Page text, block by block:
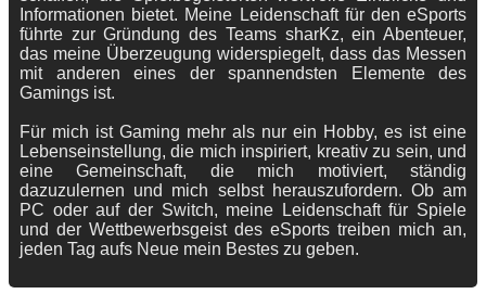
Informationen bietet. Meine Leidenschaft für den eSports
führte zur Gründung des Teams sharKz, ein Abenteuer,
das meine Überzeugung widerspiegelt, dass das Messen
mit anderen eines der spannendsten Elemente des
Gamings ist.
Für mich ist Gaming mehr als nur ein Hobby, es ist eine
Lebenseinstellung, die mich inspiriert, kreativ zu sein, und
eine Gemeinschaft, die mich motiviert, ständig
dazuzulernen und mich selbst herauszufordern. Ob am
PC oder auf der Switch, meine Leidenschaft für Spiele
und der Wettbewerbsgeist des eSports treiben mich an,
jeden Tag aufs Neue mein Bestes zu geben.